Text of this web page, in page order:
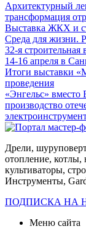
Архитектурный
трансформация
Выставка ЖКХ и
Среда для жизни.
32-я
14-16 апреля в
Итоги выставки
проведения
«Энгельс» вместо
производство
Дрели,
отопление, котлы,
культиваторы,
Инструменты,
ПОДПИСКА НА
Меню сайта